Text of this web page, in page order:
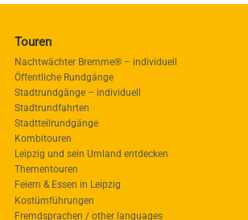
Touren
Nachtwächter Bremme® – individuell
Öffentliche Rundgänge
Stadtrundgänge – individuell
Stadtrundfahrten
Stadtteilrundgänge
Kombitouren
Leipzig und sein Umland entdecken
Thementouren
Feiern & Essen in Leipzig
Kostümführungen
Fremdsprachen / other languages